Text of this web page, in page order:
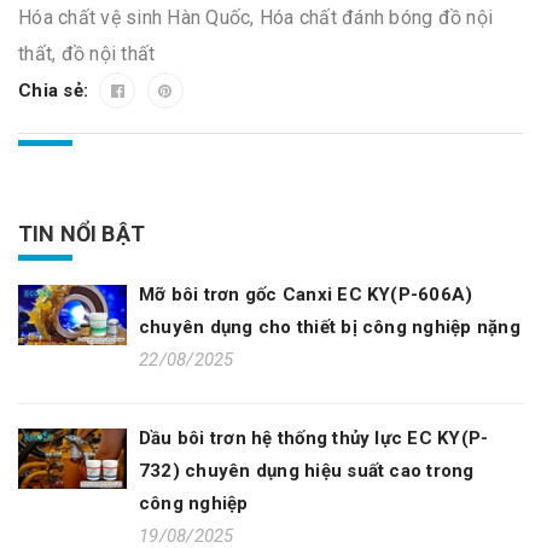
Hóa chất vệ sinh Hàn Quốc, Hóa chất đánh bóng đồ nội
thất, đồ nội thất
Chia sẻ:
TIN NỔI BẬT
Mỡ bôi trơn gốc Canxi EC KY(P-606A)
chuyên dụng cho thiết bị công nghiệp nặng
22/08/2025
Dầu bôi trơn hệ thống thủy lực EC KY(P-
732) chuyên dụng hiệu suất cao trong
công nghiệp
19/08/2025